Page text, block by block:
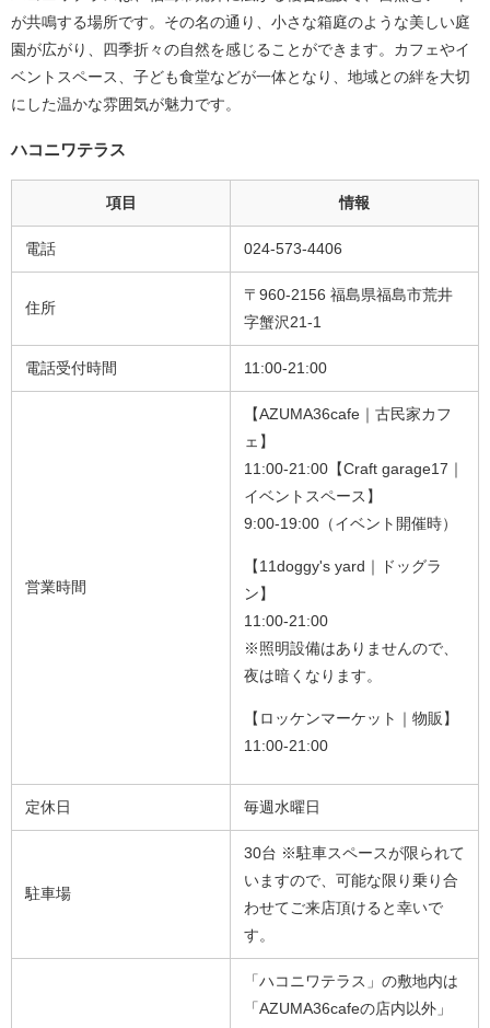
が共鳴する場所です。その名の通り、小さな箱庭のような美しい庭
園が広がり、四季折々の自然を感じることができます。カフェやイ
ベントスペース、子ども食堂などが一体となり、地域との絆を大切
にした温かな雰囲気が魅力です。
ハコニワテラス
項目 情報
電話 024-573-4406
住所
〒960-2156 福島県福島市荒井
字蟹沢21-1
電話受付時間 11:00-21:00
営業時間
【AZUMA36cafe｜古民家カフ
ェ】
11:00-21:00 【Craft garage17｜
イベントスペース】
9:00-19:00（イベント開催時）
【11doggy's yard｜ドッグラ
ン】
11:00-21:00
※照明設備はありませんので、
夜は暗くなります。
【ロッケンマーケット｜物販】
11:00-21:00
定休日 毎週水曜日
駐車場
30台 ※駐車スペースが限られて
いますので、可能な限り乗り合
わせてご来店頂けると幸いで
す。
「ハコニワテラス」の敷地内は
「AZUMA36cafeの店内以外」